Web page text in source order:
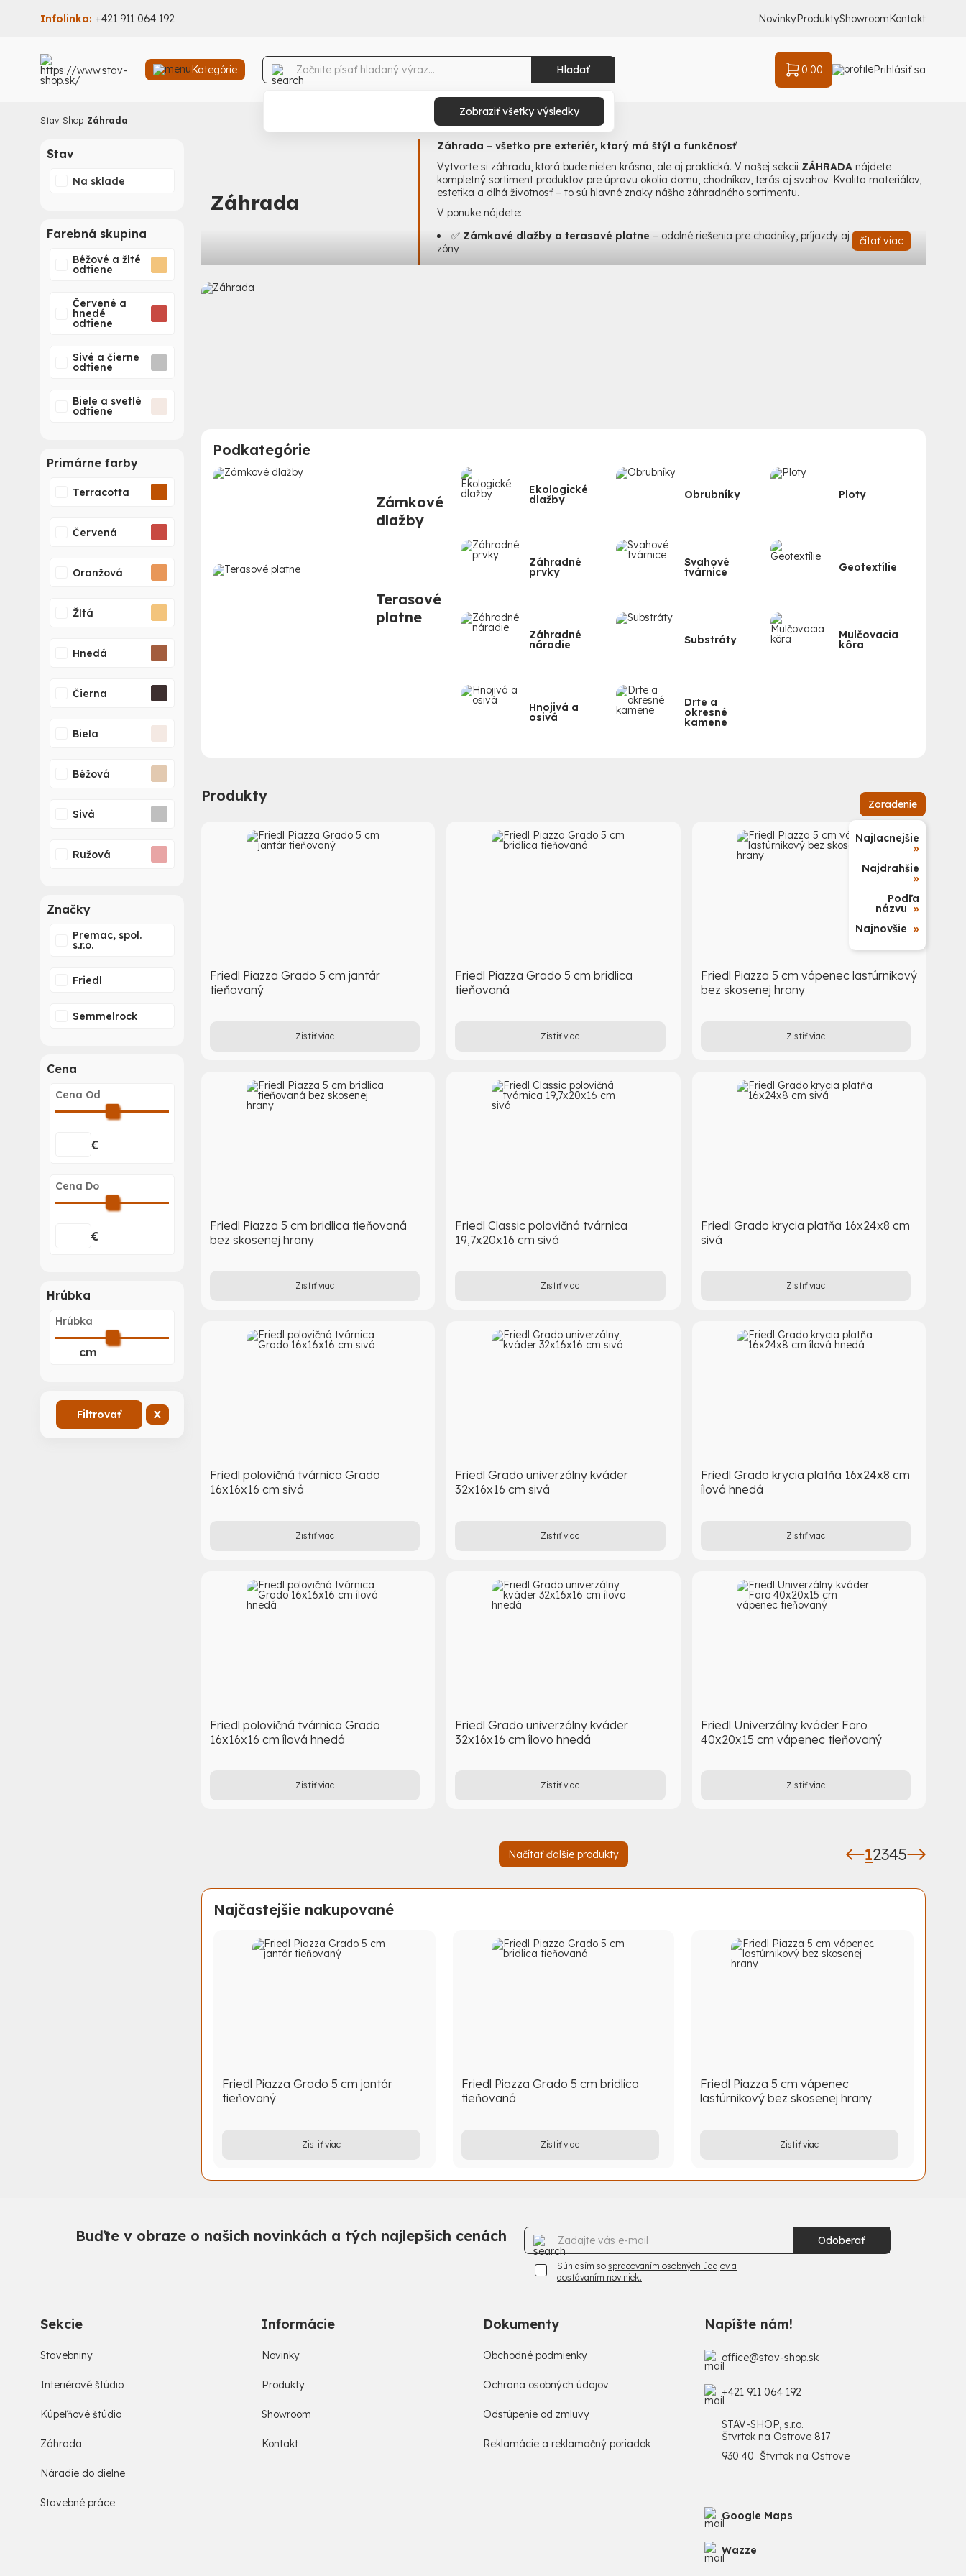
Infolinka: +421 911 064 192 NovinkyProduktyShowroomKontakt
Kategórie Hladať
Zobraziť všetky výsledky
0.00 Prihlásiť sa
Stav-Shop Záhrada
Stav
Na sklade
Farebná skupina
Béžové a žlté
odtiene
Červené a
hnedé
odtiene
Sivé a čierne
odtiene
Biele a svetlé
odtiene
Primárne farby
Terracotta
Červená
Oranžová
Žltá
Hnedá
Čierna
Biela
Béžová
Sivá
Ružová
Značky
Premac, spol.
s.r.o.
Friedl
Semmelrock
Cena
Cena Od
€
Cena Do
€
Hrúbka
Hrúbka
cm
Filtrovať X
Záhrada
Záhrada – všetko pre exteriér, ktorý má štýl a funkčnosť
Vytvorte si záhradu, ktorá bude nielen krásna, ale aj praktická. V našej sekcii ZÁHRADA nájdete
kompletný sortiment produktov pre úpravu okolia domu, chodníkov, terás aj svahov. Kvalita materiálov,
estetika a dlhá životnosť – to sú hlavné znaky nášho záhradného sortimentu.
V ponuke nájdete:
✅ Zámkové dlažby a terasové platne – odolné riešenia pre chodníky, príjazdy aj oddychové
zóny
✅Obrubníky a ohraničenia– pre precízne ukončenie plôch
čítať viac
Podkategórie
Zámkové
dlažby
Terasové
platne
Ekologické
dlažby Obrubníky Ploty
Záhradné
prvky
Svahové
tvárnice Geotextílie
Záhradné
náradie Substráty Mulčovacia
kôra
Hnojivá a
osivá
Drte a
okresné
kamene
Produkty Zoradenie
Najlacnejšie
»
Najdrahšie
»
Podľa
názvu »
Najnovšie »
Friedl Piazza Grado 5 cm jantár
tieňovaný
Zistiť viac
Friedl Piazza Grado 5 cm bridlica
tieňovaná
Zistiť viac
Friedl Piazza 5 cm vápenec lastúrnikový
bez skosenej hrany
Zistiť viac
Friedl Piazza 5 cm bridlica tieňovaná
bez skosenej hrany
Zistiť viac
Friedl Classic polovičná tvárnica
19,7x20x16 cm sivá
Zistiť viac
Friedl Grado krycia platňa 16x24x8 cm
sivá
Zistiť viac
Friedl polovičná tvárnica Grado
16x16x16 cm sivá
Zistiť viac
Friedl Grado univerzálny kváder
32x16x16 cm sivá
Zistiť viac
Friedl Grado krycia platňa 16x24x8 cm
ílová hnedá
Zistiť viac
Friedl polovičná tvárnica Grado
16x16x16 cm ílová hnedá
Zistiť viac
Friedl Grado univerzálny kváder
32x16x16 cm ílovo hnedá
Zistiť viac
Friedl Univerzálny kváder Faro
40x20x15 cm vápenec tieňovaný
Zistiť viac
Načítať ďalšie produkty 12345
Najčastejšie nakupované
Friedl Piazza Grado 5 cm jantár
tieňovaný
Zistiť viac
Friedl Piazza Grado 5 cm bridlica
tieňovaná
Zistiť viac
Friedl Piazza 5 cm vápenec
lastúrnikový bez skosenej hrany
Zistiť viac
Buďte v obraze o našich novinkách a tých najlepšich cenách Odoberať
Súhlasím so spracovaním osobných údajov a
dostávaním noviniek.
Sekcie
Stavebniny
Interiérové štúdio
Kúpeľňové štúdio
Záhrada
Náradie do dielne
Stavebné práce
Informácie
Novinky
Produkty
Showroom
Kontakt
Dokumenty
Obchodné podmienky
Ochrana osobných údajov
Odstúpenie od zmluvy
Reklamácie a reklamačný poriadok
Napíšte nám!
office@stav-shop.sk
+421 911 064 192
STAV-SHOP, s.r.o.
Štvrtok na Ostrove 817
930 40 Štvrtok na Ostrove
Google Maps
Wazze